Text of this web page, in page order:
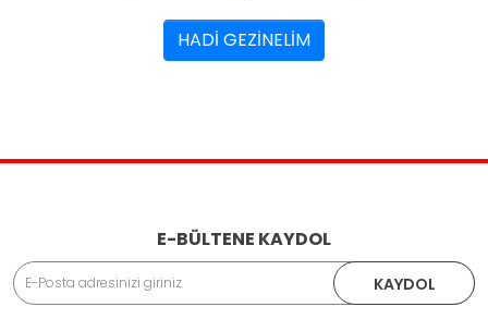
HADI GEZINELIM
E-BÜLTENE KAYDOL
KAYDOL